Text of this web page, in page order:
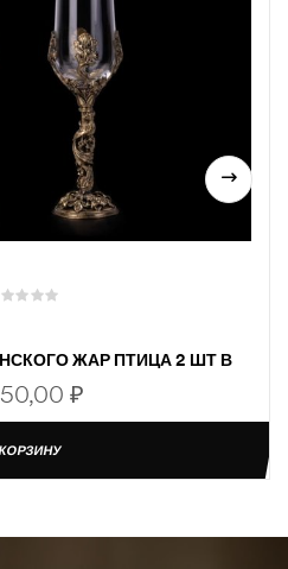
ЖАР ПТИЦА 2 ШТ В
(ЛАТУНЬ, СТЕКЛО)
₽